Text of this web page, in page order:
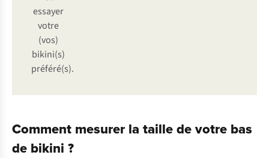
essayer
votre
(vos)
bikini(s)
préféré(s).
Comment mesurer la taille de votre bas
de bikini ?